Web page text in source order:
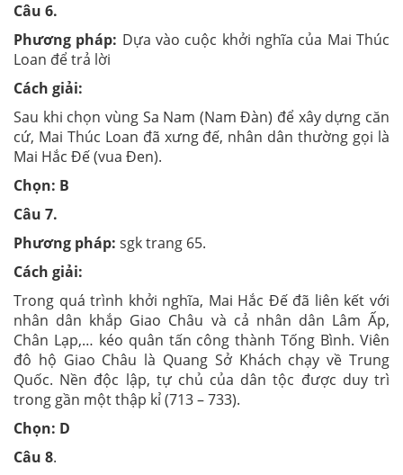
Câu 6.
Phương pháp: Dựa vào cuộc khởi nghĩa của Mai Thúc
Loan để trả lời
Cách giải:
Sau khi chọn vùng Sa Nam (Nam Đàn) để xây dựng căn
cứ, Mai Thúc Loan đã xưng đế, nhân dân thường gọi là
Mai Hắc Đế (vua Đen).
Chọn: B
Câu 7.
Phương pháp: sgk trang 65.
Cách giải:
Trong quá trình khởi nghĩa, Mai Hắc Đế đã liên kết với
nhân dân khắp Giao Châu và cả nhân dân Lâm Ấp,
Chân Lạp,… kéo quân tấn công thành Tống Bình. Viên
đô hộ Giao Châu là Quang Sở Khách chạy về Trung
Quốc. Nền độc lập, tự chủ của dân tộc được duy trì
trong gần một thập kỉ (713 – 733).
Chọn: D
Câu 8.